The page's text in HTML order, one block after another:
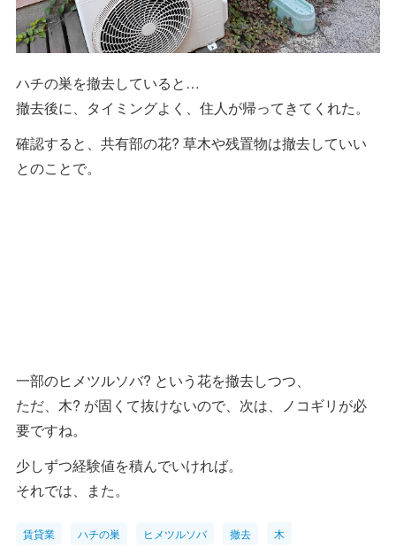
ハチの巣を撤去していると…
撤去後に、タイミングよく、住人が帰ってきてくれた。
確認すると、共有部の花? 草木や残置物は撤去していい
とのことで。
一部のヒメツルソバ? という花を撤去しつつ、
ただ、木? が固くて抜けないので、次は、ノコギリが必
要ですね。
少しずつ経験値を積んでいければ。
それでは、また。
賃貸業 ハチの巣 ヒメツルソバ 撤去 木